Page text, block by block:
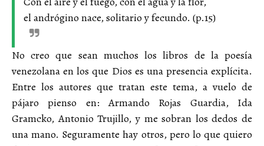
el andrógino nace, solitario y fecundo. (p.15)
No creo que sean muchos los libros de la poesía
venezolana en los que Dios es una presencia explícita.
Entre los autores que tratan este tema, a vuelo de
pájaro pienso en: Armando Rojas Guardia, Ida
Gramcko, Antonio Trujillo, y me sobran los dedos de
una mano. Seguramente hay otros, pero lo que quiero